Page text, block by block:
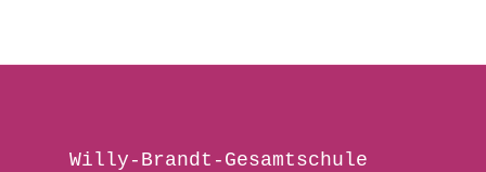
Willy-Brandt-Gesamtschule